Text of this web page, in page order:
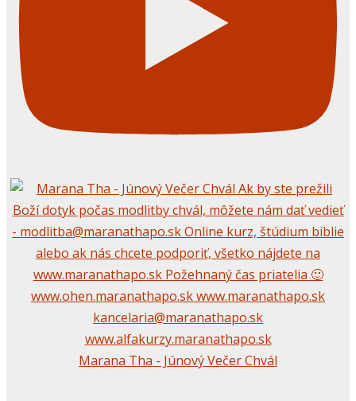
Marana Tha - Júnový Večer Chvál